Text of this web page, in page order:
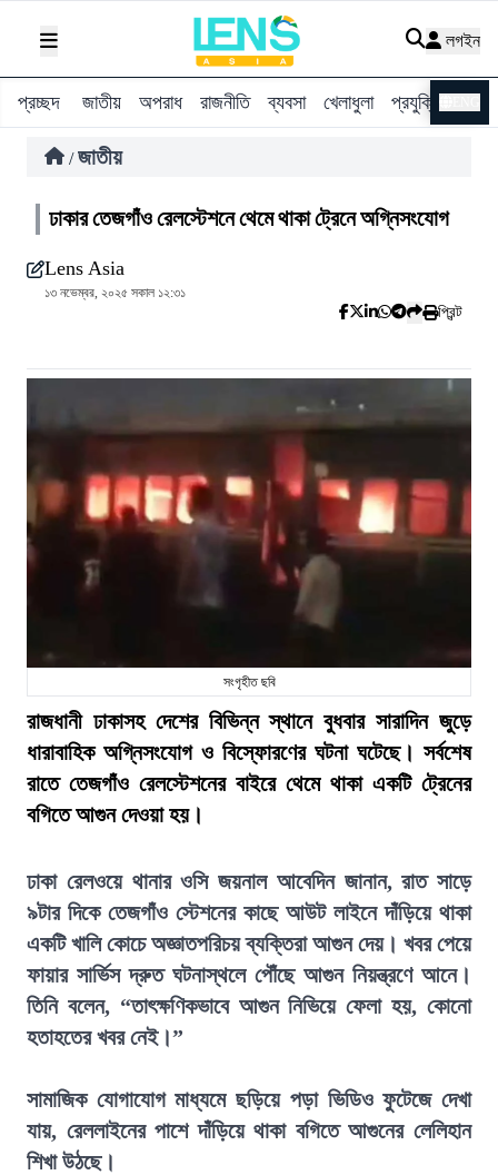
লগইন
প্রচ্ছদ জাতীয় অপরাধ রাজনীতি ব্যবসা খেলাধুলা প্রযুক্তি
/ জাতীয়
ঢাকার তেজগাঁও রেলস্টেশনে থেমে থাকা ট্রেনে অগ্নিসংযোগ
Lens Asia
১৩ নভেম্বর, ২০২৫ সকাল ১২:৩১
প্রিন্ট
সংগৃহীত ছবি
রাজধানী ঢাকাসহ দেশের বিভিন্ন স্থানে বুধবার সারাদিন জুড়ে
ধারাবাহিক অগ্নিসংযোগ ও বিস্ফোরণের ঘটনা ঘটেছে। সর্বশেষ
রাতে তেজগাঁও রেলস্টেশনের বাইরে থেমে থাকা একটি ট্রেনের
বগিতে আগুন দেওয়া হয়।
ঢাকা রেলওয়ে থানার ওসি জয়নাল আবেদিন জানান, রাত সাড়ে
৯টার দিকে তেজগাঁও স্টেশনের কাছে আউট লাইনে দাঁড়িয়ে থাকা
একটি খালি কোচে অজ্ঞাতপরিচয় ব্যক্তিরা আগুন দেয়। খবর পেয়ে
ফায়ার সার্ভিস দ্রুত ঘটনাস্থলে পৌঁছে আগুন নিয়ন্ত্রণে আনে।
তিনি বলেন, “তাৎক্ষণিকভাবে আগুন নিভিয়ে ফেলা হয়, কোনো
হতাহতের খবর নেই।”
সামাজিক যোগাযোগ মাধ্যমে ছড়িয়ে পড়া ভিডিও ফুটেজে দেখা
যায়, রেললাইনের পাশে দাঁড়িয়ে থাকা বগিতে আগুনের লেলিহান
শিখা উঠছে।